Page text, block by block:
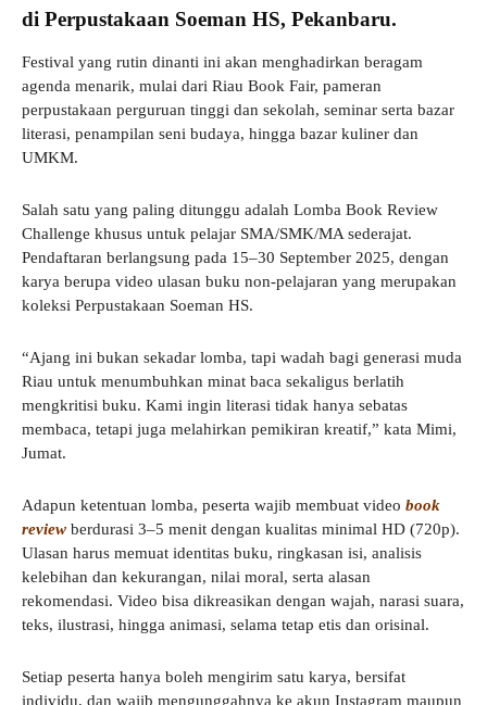
di Perpustakaan Soeman HS, Pekanbaru.
Festival yang rutin dinanti ini akan menghadirkan beragam
agenda menarik, mulai dari Riau Book Fair, pameran
perpustakaan perguruan tinggi dan sekolah, seminar serta bazar
literasi, penampilan seni budaya, hingga bazar kuliner dan
UMKM.
Salah satu yang paling ditunggu adalah Lomba Book Review
Challenge khusus untuk pelajar SMA/SMK/MA sederajat.
Pendaftaran berlangsung pada 15–30 September 2025, dengan
karya berupa video ulasan buku non-pelajaran yang merupakan
koleksi Perpustakaan Soeman HS.
“Ajang ini bukan sekadar lomba, tapi wadah bagi generasi muda
Riau untuk menumbuhkan minat baca sekaligus berlatih
mengkritisi buku. Kami ingin literasi tidak hanya sebatas
membaca, tetapi juga melahirkan pemikiran kreatif,” kata Mimi,
Jumat.
Adapun ketentuan lomba, peserta wajib membuat video book
review berdurasi 3–5 menit dengan kualitas minimal HD (720p).
Ulasan harus memuat identitas buku, ringkasan isi, analisis
kelebihan dan kekurangan, nilai moral, serta alasan
rekomendasi. Video bisa dikreasikan dengan wajah, narasi suara,
teks, ilustrasi, hingga animasi, selama tetap etis dan orisinal.
Setiap peserta hanya boleh mengirim satu karya, bersifat
individu, dan wajib mengunggahnya ke akun Instagram maupun